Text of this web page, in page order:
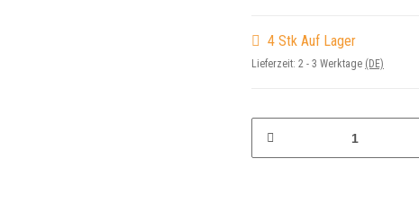
4 Stk Auf Lager
Lieferzeit: 2 - 3 Werktage (DE)